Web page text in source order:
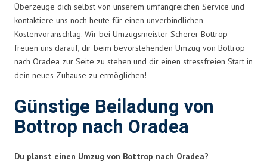
Überzeuge dich selbst von unserem umfangreichen Service und
kontaktiere uns noch heute für einen unverbindlichen
Kostenvoranschlag. Wir bei Umzugsmeister Scherer Bottrop
freuen uns darauf, dir beim bevorstehenden Umzug von Bottrop
nach Oradea zur Seite zu stehen und dir einen stressfreien Start in
dein neues Zuhause zu ermöglichen!
Günstige Beiladung von
Bottrop nach Oradea
Du planst einen Umzug von Bottrop nach Oradea?